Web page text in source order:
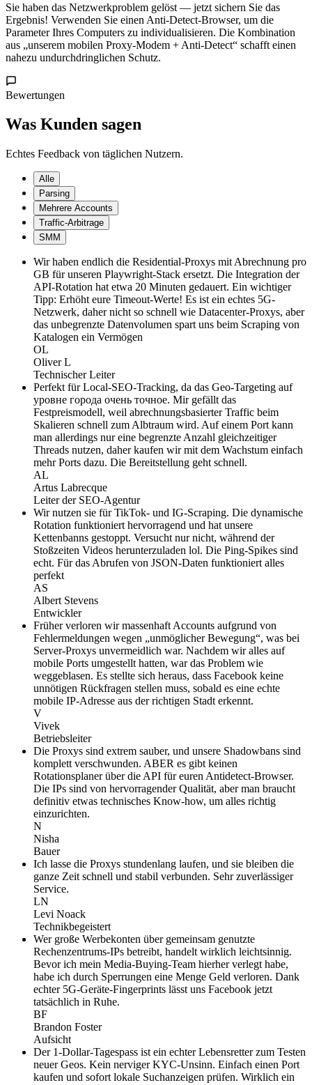
Sie haben das Netzwerkproblem gelöst — jetzt sichern Sie das
Ergebnis! Verwenden Sie einen Anti-Detect-Browser, um die
Parameter Ihres Computers zu individualisieren. Die Kombination
aus „unserem mobilen Proxy-Modem + Anti-Detect“ schafft einen
nahezu undurchdringlichen Schutz.
Bewertungen
Was Kunden sagen
Echtes Feedback von täglichen Nutzern.
Alle
Parsing
Mehrere Accounts
Traffic-Arbitrage
SMM
Wir haben endlich die Residential-Proxys mit Abrechnung pro
GB für unseren Playwright-Stack ersetzt. Die Integration der
API-Rotation hat etwa 20 Minuten gedauert. Ein wichtiger
Tipp: Erhöht eure Timeout-Werte! Es ist ein echtes 5G-
Netzwerk, daher nicht so schnell wie Datacenter-Proxys, aber
das unbegrenzte Datenvolumen spart uns beim Scraping von
Katalogen ein Vermögen
OL
Oliver L
Technischer Leiter
Perfekt für Local-SEO-Tracking, da das Geo-Targeting auf
уровне города очень точное. Mir gefällt das
Festpreismodell, weil abrechnungsbasierter Traffic beim
Skalieren schnell zum Albtraum wird. Auf einem Port kann
man allerdings nur eine begrenzte Anzahl gleichzeitiger
Threads nutzen, daher kaufen wir mit dem Wachstum einfach
mehr Ports dazu. Die Bereitstellung geht schnell.
AL
Artus Labrecque
Leiter der SEO-Agentur
Wir nutzen sie für TikTok- und IG-Scraping. Die dynamische
Rotation funktioniert hervorragend und hat unsere
Kettenbanns gestoppt. Versucht nur nicht, während der
Stoßzeiten Videos herunterzuladen lol. Die Ping-Spikes sind
echt. Für das Abrufen von JSON-Daten funktioniert alles
perfekt
AS
Albert Stevens
Entwickler
Früher verloren wir massenhaft Accounts aufgrund von
Fehlermeldungen wegen „unmöglicher Bewegung“, was bei
Server-Proxys unvermeidlich war. Nachdem wir alles auf
mobile Ports umgestellt hatten, war das Problem wie
weggeblasen. Es stellte sich heraus, dass Facebook keine
unnötigen Rückfragen stellen muss, sobald es eine echte
mobile IP-Adresse aus der richtigen Stadt erkennt.
V
Vivek
Betriebsleiter
Die Proxys sind extrem sauber, und unsere Shadowbans sind
komplett verschwunden. ABER es gibt keinen
Rotationsplaner über die API für euren Antidetect-Browser.
Die IPs sind von hervorragender Qualität, aber man braucht
definitiv etwas technisches Know-how, um alles richtig
einzurichten.
N
Nisha
Bauer
Ich lasse die Proxys stundenlang laufen, und sie bleiben die
ganze Zeit schnell und stabil verbunden. Sehr zuverlässiger
Service.
LN
Levi Noack
Technikbegeistert
Wer große Werbekonten über gemeinsam genutzte
Rechenzentrums-IPs betreibt, handelt wirklich leichtsinnig.
Bevor ich mein Media-Buying-Team hierher verlegt habe,
habe ich durch Sperrungen eine Menge Geld verloren. Dank
echter 5G-Geräte-Fingerprints lässt uns Facebook jetzt
tatsächlich in Ruhe.
BF
Brandon Foster
Aufsicht
Der 1-Dollar-Tagespass ist ein echter Lebensretter zum Testen
neuer Geos. Kein nerviger KYC-Unsinn. Einfach einen Port
kaufen und sofort lokale Suchanzeigen prüfen. Wirklich ein